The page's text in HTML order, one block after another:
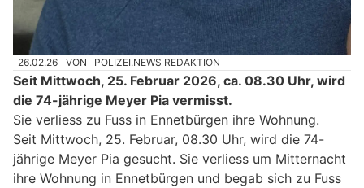
26.02.26 VON POLIZEI.NEWS REDAKTION
Seit Mittwoch, 25. Februar 2026, ca. 08.30 Uhr, wird
die 74-jährige Meyer Pia vermisst.
Sie verliess zu Fuss in Ennetbürgen ihre Wohnung.
Seit Mittwoch, 25. Februar, 08.30 Uhr, wird die 74-
jährige Meyer Pia gesucht. Sie verliess um Mitternacht
ihre Wohnung in Ennetbürgen und begab sich zu Fuss